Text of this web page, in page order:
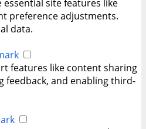
essential site features like
preference adjustments.
data.
features like content sharing
feedback, and enabling third-